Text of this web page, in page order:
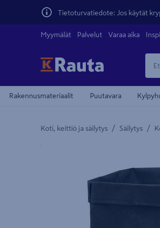
Tietoturvatiedote: Jos käytät
Myymälät Palvelut Varaa aika
Rakennusmateriaalit Puutavara
Koti, keittiö ja säilytys / Säilytys /
Yksityiskohtainen kuvaus löytyy